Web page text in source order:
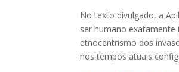
No texto divulgado, a
ser humano exatamente
etnocentrismo dos
nos tempos atuais